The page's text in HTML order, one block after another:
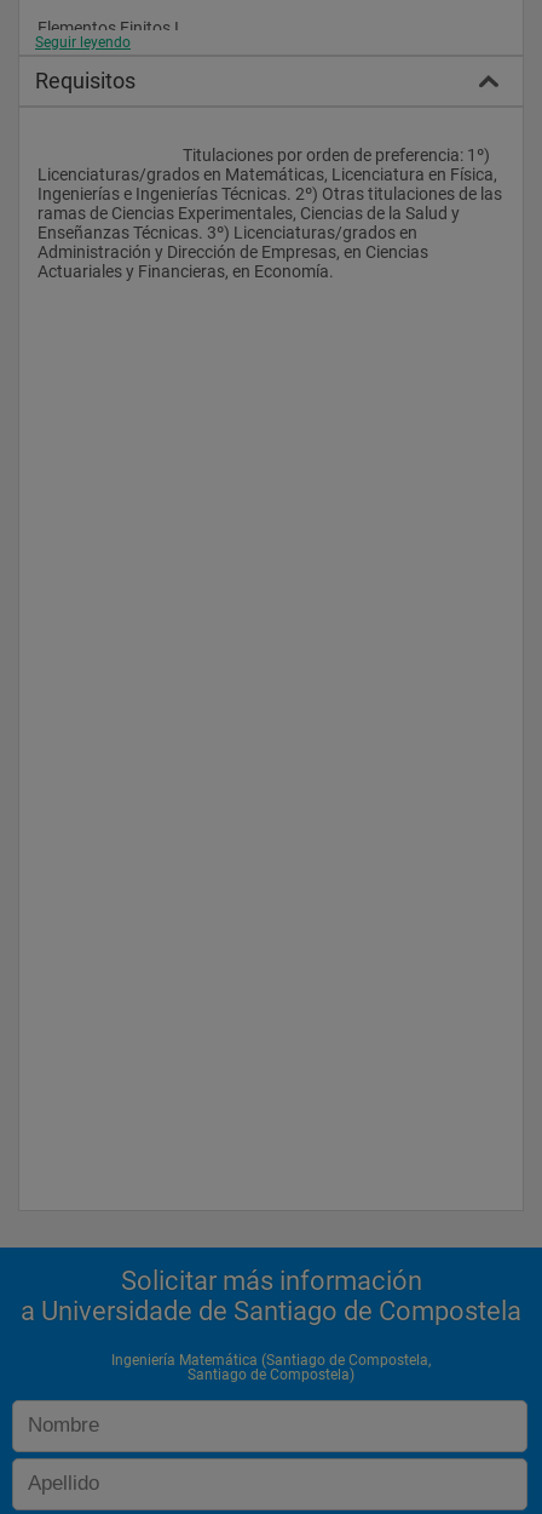
Elementos Finitos I
Métodos Numéricos II
Métodos Numéricos para Ecuaciones Diferenciales Ordinarias
(EDO)
Volúmenes Finitos
Lenguajes y Entornos de Programación I
Seguir leyendo
Requisitos
Licenciaturas/grados en Matemáticas, Licenciatura en Física,
Ingenierías e Ingenierías Técnicas. 2º) Otras titulaciones de las
ramas de Ciencias Experimentales, Ciencias de la Salud y
Enseñanzas Técnicas. 3º) Licenciaturas/grados en
Administración y Dirección de Empresas, en Ciencias
Actuariales y Financieras, en Economía.
Solicitar más información
a Universidade de Santiago de Compostela
Ingeniería Matemática (Santiago de Compostela,
Santiago de Compostela)